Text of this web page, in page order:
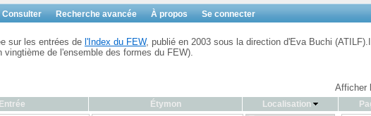
Consulter Recherche avancée À propos Se connecter
sur les entrées de l'Index du FEW, publié en 2003 sous la direction d'Eva Buchi
vingtième de l'ensemble des formes du FEW).
Afficher
Entrée Étymon Localisation